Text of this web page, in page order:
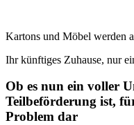
Kartons und Möbel werden
Ihr künftiges Zuhause, nur
Ob es nun ein voller
Teilbeförderung ist,
Problem dar